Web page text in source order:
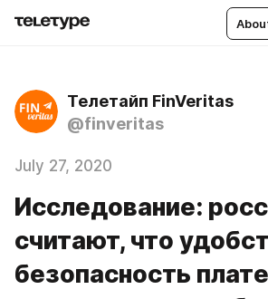
Телетайп FinVeritas
@finveritas
July 27, 2020
Исследование:
считают, что
безопасность